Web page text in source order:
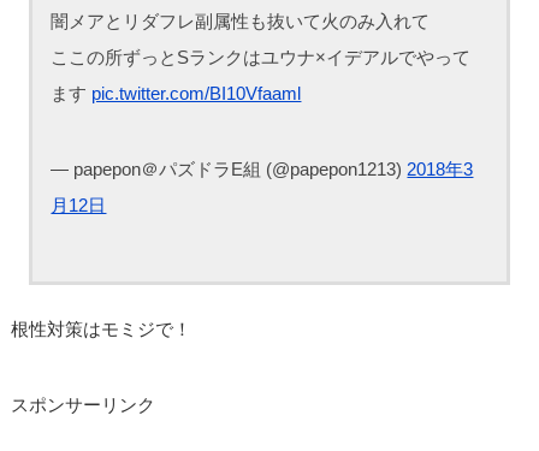
闇メアとリダフレ副属性も抜いて火のみ入れて
ここの所ずっとSランクはユウナ×イデアルでやって
ます pic.twitter.com/BI10Vfaaml
— papepon＠パズドラE組 (@papepon1213) 2018年3
月12日
根性対策はモミジで！
スポンサーリンク